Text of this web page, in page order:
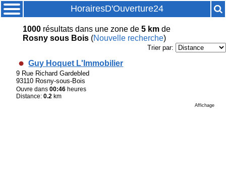
HorairesD'Ouverture24
1000résultatsdans une zone de 5 kmde
Rosny sous Bois(Nouvelle recherche)
Trier par:
Guy Hoquet L'Immobilier
9 Rue Richard Gardebled
93110 Rosny-sous-Bois
Ouvre dans00:46 heures
Distance:0.2 km
Affichage